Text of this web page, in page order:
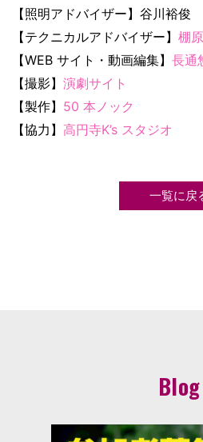
【照明アドバイザー】谷川裕俊
【テクニカルアドバイザー】 棚
【WEB サイト・動画編集】 長通
【撮影】 演劇サイト
【製作】 50 本ノック
【協力】 高円寺K’s スタジオ
一覧に戻
Blog